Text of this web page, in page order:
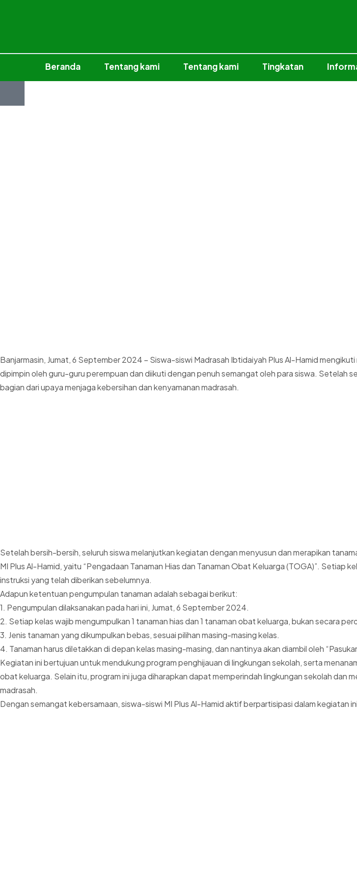
Beranda Tentang kami Tentang kami Tingkatan
Banjarmasin, Jumat, 6 September 2024 – Siswa-siswi Madrasah Ibtidaiyah Plus Al-Hamid
dipimpin oleh guru-guru perempuan dan diikuti dengan penuh semangat oleh para siswa. Setelah
bagian dari upaya menjaga kebersihan dan kenyamanan madrasah.
Setelah bersih-bersih, seluruh siswa melanjutkan kegiatan dengan menyusun dan merapikan
MI Plus Al-Hamid, yaitu “Pengadaan Tanaman Hias dan Tanaman Obat Keluarga (TOGA)”. Setiap
instruksi yang telah diberikan sebelumnya.
Adapun ketentuan pengumpulan tanaman adalah sebagai berikut:
1. Pengumpulan dilaksanakan pada hari ini, Jumat, 6 September 2024.
2. Setiap kelas wajib mengumpulkan 1 tanaman hias dan 1 tanaman obat keluarga, bukan secara
3. Jenis tanaman yang dikumpulkan bebas, sesuai pilihan masing-masing kelas.
4. Tanaman harus diletakkan di depan kelas masing-masing, dan nantinya akan diambil oleh
Kegiatan ini bertujuan untuk mendukung program penghijauan di lingkungan sekolah, serta
obat keluarga. Selain itu, program ini juga diharapkan dapat memperindah lingkungan sekolah
madrasah.
Dengan semangat kebersamaan, siswa-siswi MI Plus Al-Hamid aktif berpartisipasi dalam kegiatan